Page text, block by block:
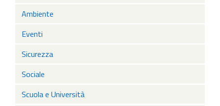
Ambiente
Eventi
Sicurezza
Sociale
Scuola e Università